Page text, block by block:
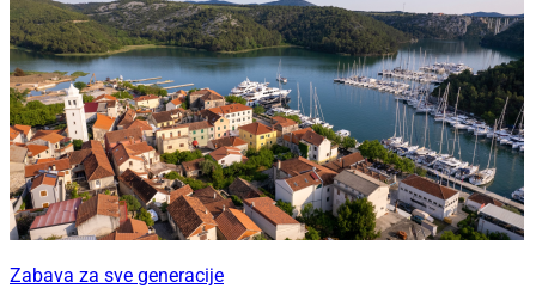
Zabava za sve generacije